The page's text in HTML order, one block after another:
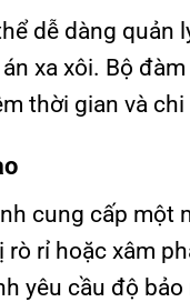
dễ dàng
xa xôi. Bộ
thời gian và chi
cung cấp một
rỉ hoặc xâm
yêu cầu độ